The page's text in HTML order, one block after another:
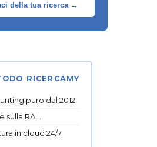
della tua ricerca →
RICERCAMY
puro dal 2012.
RAL.
in cloud 24/7.